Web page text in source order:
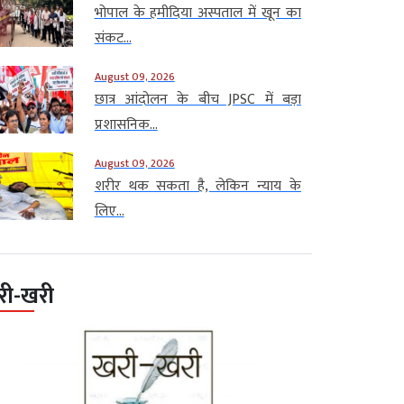
भोपाल के हमीदिया अस्पताल में खून का
संकट...
August 09, 2026
छात्र आंदोलन के बीच JPSC में बड़ा
प्रशासनिक...
August 09, 2026
शरीर थक सकता है, लेकिन न्याय के
लिए...
खरी